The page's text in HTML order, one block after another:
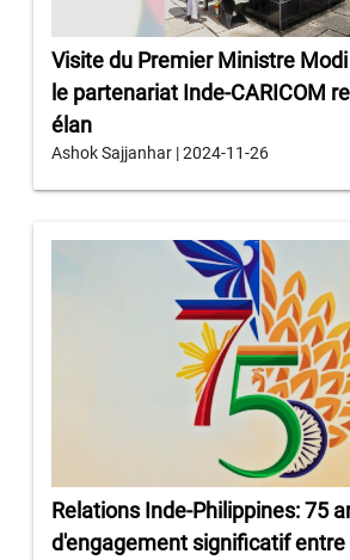
Visite du Premier Ministre Modi
le partenariat Inde-CARICOM
élan
Ashok Sajjanhar | 2024-11-26
Relations Inde-Philippines: 75
d'engagement significatif entre